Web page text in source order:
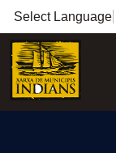
Select Language